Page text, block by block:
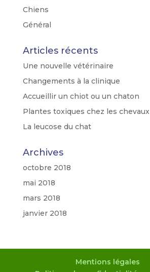
Chiens
Général
Articles récents
Une nouvelle vétérinaire
Changements à la clinique
Accueillir un chiot ou un chaton
Plantes toxiques chez les chevaux
La leucose du chat
Archives
octobre 2018
mai 2018
mars 2018
janvier 2018
Mentions légales